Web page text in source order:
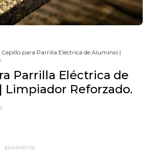
Cepillo para Parrilla Eléctrica de Aluminio |
Parrilla Eléctrica de
Reforzado.
$35.867,78